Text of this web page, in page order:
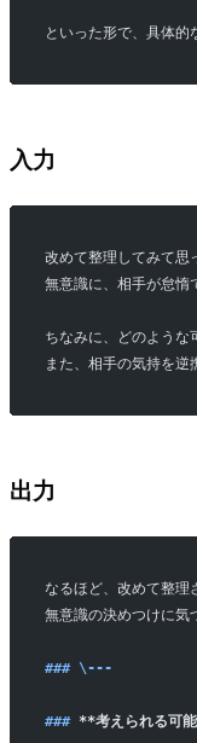
といった形で、具体
入力
改めて整理してみて思
無意識に、相手が怠惰
ちなみに、どのような
また、相手の気持を逆
出力
なるほど、改めて整理
無意識の決めつけに気
### \---
### **考えられる可